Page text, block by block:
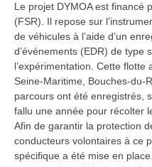
Le projet DYMOA est financé
(FSR). Il repose sur
de véhicules à l’aide d’un
d’événements (EDR) de type
l’expérimentation. Cette
Seine-Maritime, Bouches-du-
parcours ont été enregistrés,
fallu une année pour récolter
Afin de garantir la protection
conducteurs volontaires à ce
spécifique a été mise en